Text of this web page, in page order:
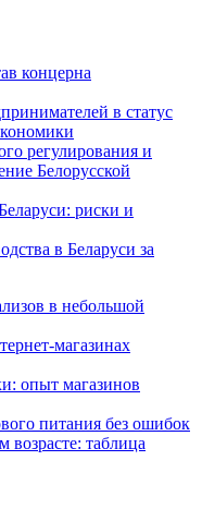
концерна
в статус
регулирования и
Белорусской
риски и
в Беларуси за
в небольшой
магазинах
опыт магазинов
питания без ошибок
таблица